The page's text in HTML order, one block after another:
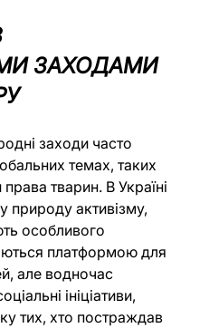
ЗАХОДАМИ
заходи часто
темах, таких
тварин. В Україні
природу активізму,
особливого
платформою для
але водночас
ініціативи,
тих, хто постраждав